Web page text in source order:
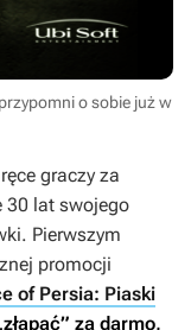
o sobie już w
graczy za
30 lat swojego
Pierwszym
promocji
of Persia: Piaski
za darmo,